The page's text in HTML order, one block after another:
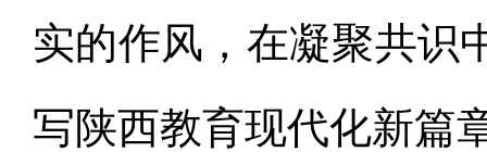
实的作风，在凝聚共识
写陕西教育现代化新篇